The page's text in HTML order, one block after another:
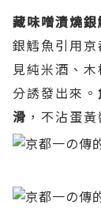
藏味噌漬燒
銀鱈魚引用
見純米酒、
分誘發出來。
滑 ，不沾蛋